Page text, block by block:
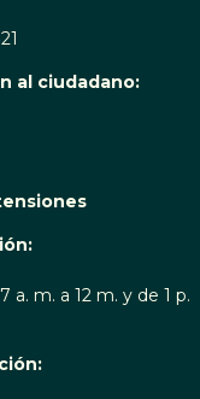
al ciudadano:
a. m. a 12 m. y de 1 p.